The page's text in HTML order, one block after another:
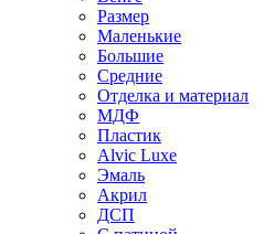
Размер
Маленькие
Большие
Средние
Отделка и материал
МДФ
Пластик
Alvic Luxe
Эмаль
Акрил
ДСП